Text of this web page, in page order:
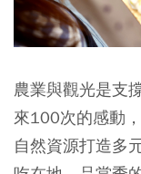
農業與觀光是支
來100次的感動
自然資源打造多